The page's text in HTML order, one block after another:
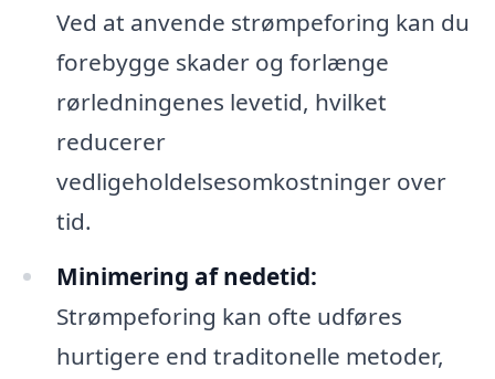
Ved at anvende strømpeforing kan du
forebygge skader og forlænge
rørledningenes levetid, hvilket
reducerer
vedligeholdelsesomkostninger over
tid.
Minimering af nedetid:
Strømpeforing kan ofte udføres
hurtigere end traditonelle metoder,